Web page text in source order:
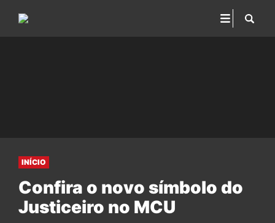
INÍCIO
Confira o novo símbolo do
Justiceiro no MCU